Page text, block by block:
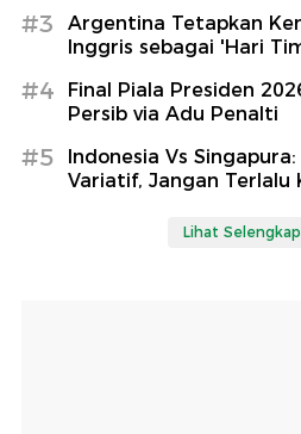
#3
Argentina Tetapkan
Inggris sebagai 'Hari
#4
Final Piala Presiden
Persib via Adu Penalti
#5
Indonesia Vs
Variatif, Jangan Terlalu
Lihat